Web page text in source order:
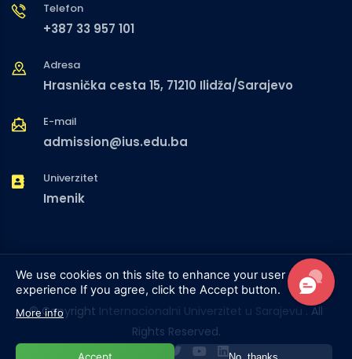
Telefon
+387 33 957 101
Adresa
Hrasnička cesta 15, 71210 Ilidža/Sarajevo
E-mail
admission@ius.edu.ba
Univerzitet
Imenik
© Copyright Internacionalni Univerzitet u Sarajevu . All
Rights Reserved.
We use cookies on this site to enhance your user
experience If you agree, click the Accept button.
More info
No, thanks